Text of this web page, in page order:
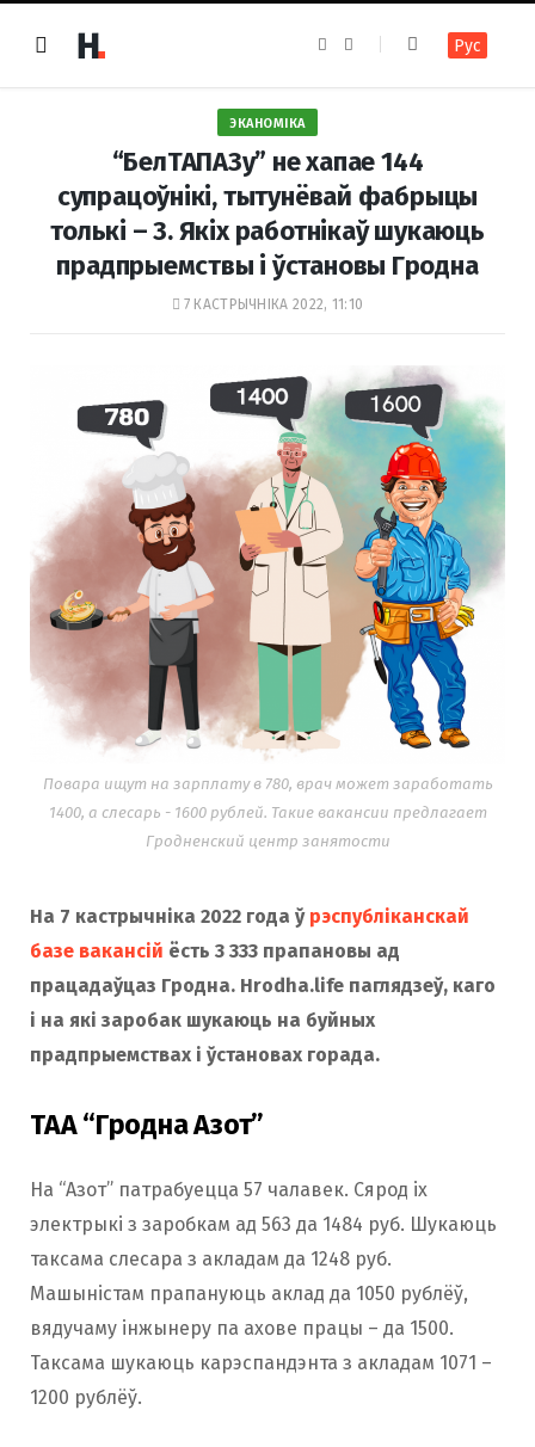
e
k
t
a
m
Рус
ЭКАНОМІКА
“БелТАПАЗу” не хапае 144
супрацоўнікі, тытунёвай фабрыцы
толькі – 3. Якіх работнікаў шукаюць
прадпрыемствы і ўстановы Гродна
7 КАСТРЫЧНІКА 2022, 11:10
Повара ищут на зарплату в 780, врач может заработать
1400, а слесарь - 1600 рублей. Такие вакансии предлагает
Гродненский центр занятости
На 7 кастрычніка 2022 года ў рэспубліканскай
базе вакансій ёсть 3 333 прапановы ад
працадаўцаз Гродна. Hrodha.life паглядзеў, каго
і на які заробак шукаюць на буйных
прадпрыемствах і ўстановах горада.
ТАА “Гродна Азот”
На “Азот” патрабуецца 57 чалавек. Сярод іх
электрыкі з заробкам ад 563 да 1484 руб. Шукаюць
таксама слесара з акладам да 1248 руб.
Машыністам прапануюць аклад да 1050 рублёў,
вядучаму інжынеру па ахове працы – да 1500.
Таксама шукаюць карэспандэнта з акладам 1071 –
1200 рублёў.